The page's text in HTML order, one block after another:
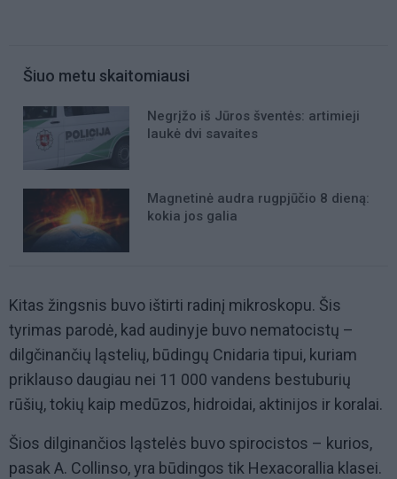
Šiuo metu skaitomiausi
Negrįžo iš Jūros šventės: artimieji
laukė dvi savaites
Magnetinė audra rugpjūčio 8 dieną:
kokia jos galia
Kitas žingsnis buvo ištirti radinį mikroskopu. Šis
tyrimas parodė, kad audinyje buvo nematocistų –
dilgčinančių ląstelių, būdingų Cnidaria tipui, kuriam
priklauso daugiau nei 11 000 vandens bestuburių
rūšių, tokių kaip medūzos, hidroidai, aktinijos ir koralai.
Šios dilginančios ląstelės buvo spirocistos – kurios,
pasak A. Collinso, yra būdingos tik Hexacorallia klasei.